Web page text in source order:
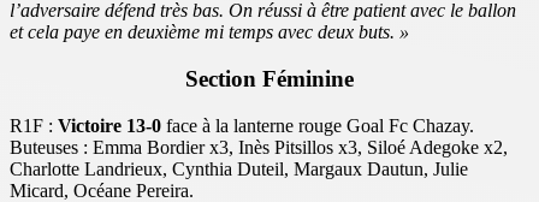
l’adversaire défend très bas. On réussi à être patient avec le ballon
et cela paye en deuxième mi temps avec deux buts. »
Section Féminine
R1F : Victoire 13-0 face à la lanterne rouge Goal Fc Chazay.
Buteuses : Emma Bordier x3, Inès Pitsillos x3, Siloé Adegoke x2,
Charlotte Landrieux, Cynthia Duteil, Margaux Dautun, Julie
Micard, Océane Pereira.